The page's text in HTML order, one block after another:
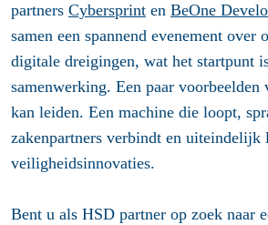
partners Cybersprint en BeOne
samen een spannend evenement over
digitale dreigingen, wat het startpunt
samenwerking. Een paar
kan leiden. Een machine die loopt,
zakenpartners verbindt en uiteindelijk
veiligheidsinnovaties.
Bent u als HSD partner op zoek naar